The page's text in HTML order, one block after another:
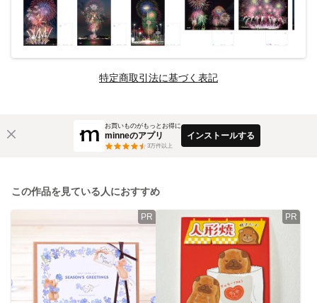
特定商取引法に基づく表記
お買いものがもっとお得に
minneのアプリ
3万件以上
インストールする
この作品を見ている人におすすめ
PR PR